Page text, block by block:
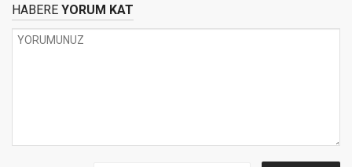
HABERE YORUM KAT